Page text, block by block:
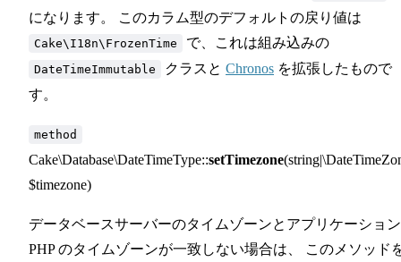
になります。 このカラム型のデフォルトの戻り値は
Cake\I18n\FrozenTime で、これは組み込みの
DateTimeImmutable クラスと Chronos を拡張したもので
す。
method
Cake\Database\DateTimeType::setTimezone
$timezone)
データベースサーバーのタイムゾーンとアプリケーショ
PHP のタイムゾーンが一致しない場合は、 このメソッド